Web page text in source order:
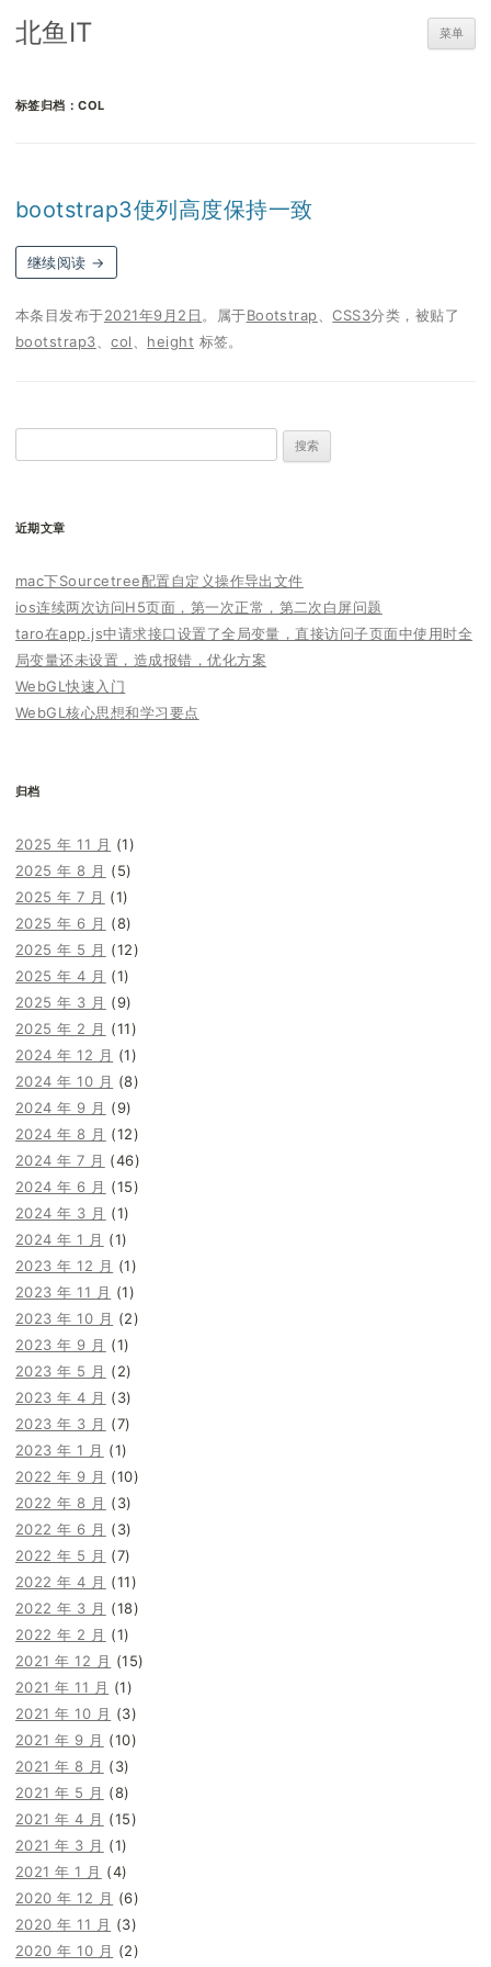
北鱼IT 菜单
标签归档：COL
bootstrap3使列高度保持一致
继续阅读 →
本条目发布于2021年9月2日 。属于Bootstrap 、CSS3分类，被贴了
bootstrap3 、col height 标签。
索：
近期文章
mac下Sourcetree配置自定义操作导出文件
ios连续两次访问H5页面，第一次正常，第二次白屏问题
taro在app.js中请求接口设置了全局变量，直接访问子页面中使用时全
局变量还未设置，造成报错，优化方案
WebGL快速入门
WebGL核心思想和学习要点
归档
2025 年 11 月 (1)
2025 年 8 月 (5)
2025 年 7 月 (1)
2025 年 6 月 (8)
2025 年 5 月 (12)
2025 年 4 月 (1)
2025 年 3 月 (9)
2025 年 2 月 (11)
2024 年 12 月 (1)
2024 年 10 月 (8)
2024 年 9 月 (9)
2024 年 8 月 (12)
2024 年 7 月 (46)
2024 年 6 月 (15)
2024 年 3 月 (1)
2024 年 1 月 (1)
2023 年 12 月 (1)
2023 年 11 月 (1)
2023 年 10 月 (2)
2023 年 9 月 (1)
2023 年 5 月 (2)
2023 年 4 月 (3)
2023 年 3 月 (7)
2023 年 1 月 (1)
2022 年 9 月 (10)
2022 年 8 月 (3)
2022 年 6 月 (3)
2022 年 5 月 (7)
2022 年 4 月 (11)
2022 年 3 月 (18)
2022 年 2 月 (1)
2021 年 12 月 (15)
2021 年 11 月 (1)
2021 年 10 月 (3)
2021 年 9 月 (10)
2021 年 8 月 (3)
2021 年 5 月 (8)
2021 年 4 月 (15)
2021 年 3 月 (1)
2021 年 1 月 (4)
2020 年 12 月 (6)
2020 年 11 月 (3)
2020 年 10 月 (2)